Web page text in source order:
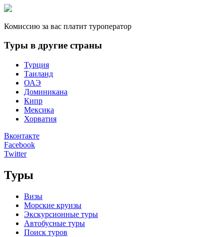
Комиссию за вас платит туроператор
Туры в другие страны
Турция
Таиланд
ОАЭ
Доминикана
Кипр
Мексика
Хорватия
Вконтакте
Facebook
Twitter
Туры
Визы
Морские круизы
Экскурсионные туры
Автобусные туры
Поиск туров